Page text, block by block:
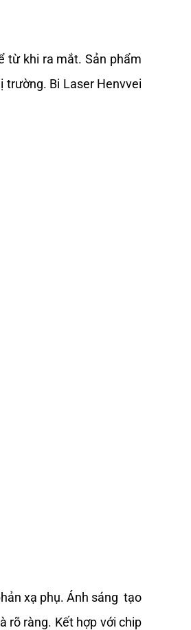
từ khi ra mắt. Sản phẩm
trường. Bi Laser Henvvei
xạ phụ. Ánh sáng  tạo
rõ ràng. Kết hợp với chip